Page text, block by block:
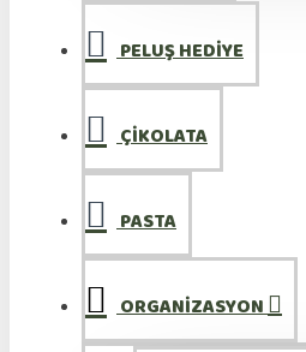
PELUŞ HEDİYE
ÇİKOLATA
PASTA
ORGANİZASYON